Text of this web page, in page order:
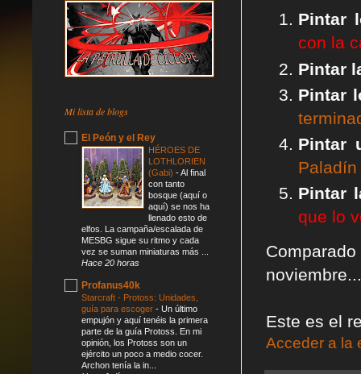
Pintar
con la
Pintar
Pintar
Pintar
Paladín
Pintar
que lo
noviembre...
Este es el
Acceder a la
Mi lista de blogs
El Peón y el Rey
HÉROES DE
LOTHLORIEN
(Gabi) -Al final
con tanto
bosque (aquí o
aquí) se nos ha
llenado esto de
elfos. La campaña/escalada de
MESBG sigue su ritmo y cada
vez se suman miniaturas más ...
Hace 20 horas
Profanus40k
Starcraft - Protoss: Unidades,
guía para escoger - Un último
empujón y aquí tenéis la primera
parte de la guía Protoss. En mi
opinión, los Protoss son un
ejército un poco a medio cocer.
Archon tenía la in...